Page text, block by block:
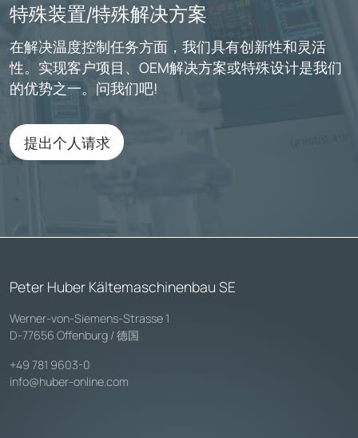
特殊装置/特殊解决方案
在解决温度控制任务方面，我们具有创新性和灵活
性。实现客户项目、OEM解决方案或特殊设计是我们
的优势之一。问我们吧!
提出个人请求
Peter Huber Kältemaschinenbau SE
Werner-von-Siemens-Strasse 1
D-77656 Offenburg / 德国
+49 781 9603-0
info@huber-online.com